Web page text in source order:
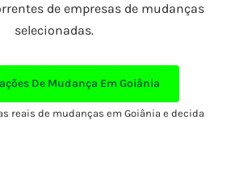
de empresas de mudanças
selecionadas.
De Mudança Em Goiânia
reais de mudanças em Goiânia e decida